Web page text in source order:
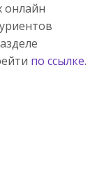
онлайн
по ссылке.